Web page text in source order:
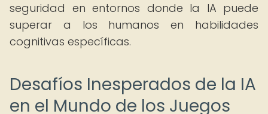
seguridad en entornos donde la IA puede
superar a los humanos en habilidades
cognitivas específicas.
Desafíos Inesperados de la IA
en el Mundo de los Juegos